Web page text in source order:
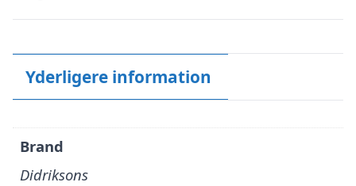
Yderligere information
Brand
Didriksons